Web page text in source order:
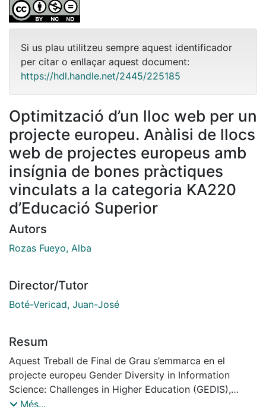
Si us plau utilitzeu sempre aquest identificador
per citar o enllaçar aquest document:
https://hdl.handle.net/2445/225185
Optimització d’un lloc web per un
projecte europeu. Anàlisi de llocs
web de projectes europeus amb
insígnia de bones pràctiques
vinculats a la categoria KA220
d’Educació Superior
Autors
Rozas Fueyo, Alba
Director/Tutor
Boté-Vericad, Juan-José
Resum
Aquest Treball de Final de Grau s’emmarca en el
projecte europeu Gender Diversity in Information
Science: Challenges in Higher Education (GEDIS),
coordinat pel Dr. Juan José Boté. L’objectiu principal
Més...